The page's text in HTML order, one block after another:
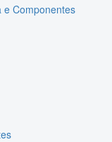
e Componentes